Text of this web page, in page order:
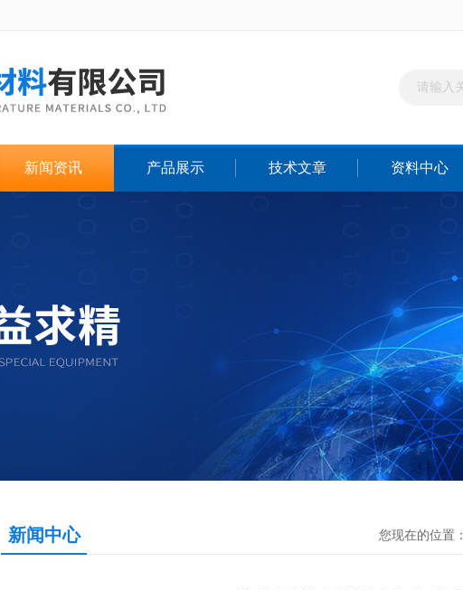
新闻资讯 产品展示 技术文章 资料中心
新闻中心 您现在的位置：